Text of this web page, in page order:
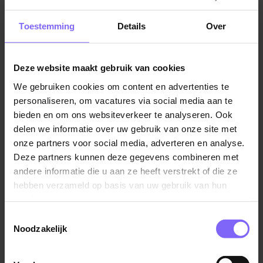
Toestemming Details Over
Deze website maakt gebruik van cookies
We gebruiken cookies om content en advertenties te
personaliseren, om vacatures via social media aan te
bieden en om ons websiteverkeer te analyseren. Ook
delen we informatie over uw gebruik van onze site met
onze partners voor social media, adverteren en analyse.
Deze partners kunnen deze gegevens combineren met
andere informatie die u aan ze heeft verstrekt of die ze
hebben verzameld op basis van uw gebruik van hun
Noodzakelijk
Vul hier je Skillsprofiel in
voor de ideale
vacaturematch!
Skillsprofiel